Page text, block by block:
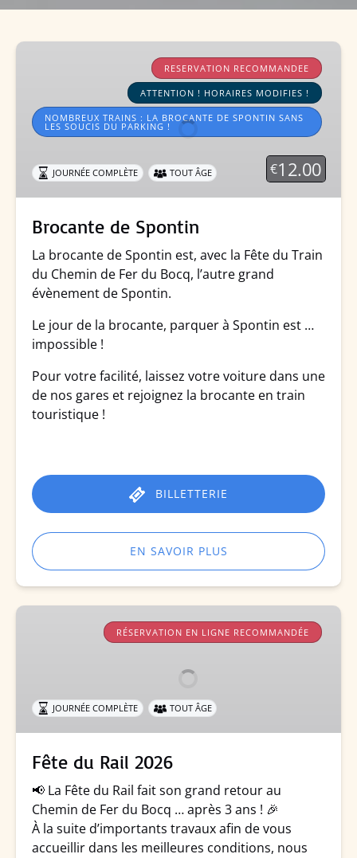
Brocante
RESERVATION RECOMMANDEE
ATTENTION ! HORAIRES MODIFIES !
NOMBREUX TRAINS : LA BROCANTE DE SPONTIN SANS
LES SOUCIS DU PARKING !
€12.00
JOURNÉE COMPLÈTE TOUT ÂGE
Brocante de Spontin
La brocante de Spontin est, avec la Fête du Train
du Chemin de Fer du Bocq, l’autre grand
évènement de Spontin.
Le jour de la brocante, parquer à Spontin est …
impossible !
Pour votre facilité, laissez votre voiture dans une
de nos gares et rejoignez la brocante en train
touristique !
BILLETTERIE
EN SAVOIR PLUS
Fête
RÉSERVATION EN LIGNE RECOMMANDÉE
JOURNÉE COMPLÈTE TOUT ÂGE
Fête du Rail 2026
📢 La Fête du Rail fait son grand retour au
Chemin de Fer du Bocq … après 3 ans ! 🎉
À la suite d’importants travaux afin de vous
accueillir dans les meilleures conditions, nous